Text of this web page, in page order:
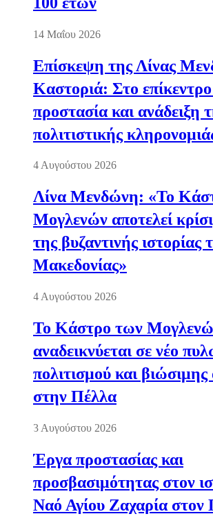
14 Μαΐου 2026
Επίσκεψη της Λίνας
Καστοριά: Στο
προστασία και ανάδειξη
πολιτιστικής
4 Αυγούστου 2026
Λίνα Μενδώνη: «Το
Μογλενών αποτελεί
της βυζαντινής ιστορίας
Μακεδονίας»
4 Αυγούστου 2026
Το Κάστρο των
αναδεικνύεται σε νέο
πολιτισμού και
στην Πέλλα
3 Αυγούστου 2026
Έργα προστασίας και
προσβασιμότητας στον
Ναό Αγίου Ζαχαρία στον